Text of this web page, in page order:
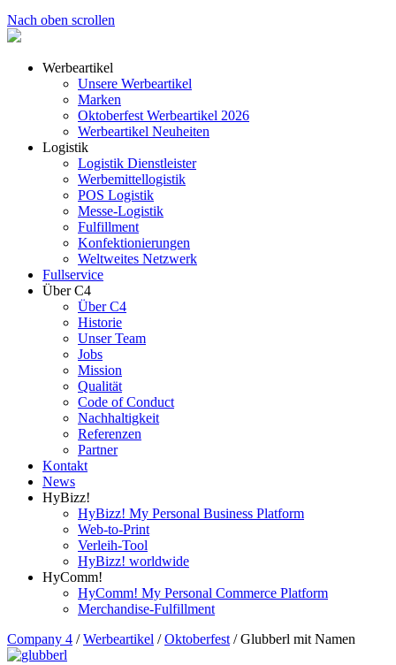
Nach oben scrollen
Werbeartikel
Unsere Werbeartikel
Marken
Oktoberfest Werbeartikel 2026
Werbeartikel Neuheiten
Logistik
Logistik Dienstleister
Werbemittellogistik
POS Logistik
Messe-Logistik
Fulfillment
Konfektionierungen
Weltweites Netzwerk
Fullservice
Über C4
Über C4
Historie
Unser Team
Jobs
Mission
Qualität
Code of Conduct
Nachhaltigkeit
Referenzen
Partner
Kontakt
News
HyBizz!
HyBizz! My Personal Business Platform
Web-to-Print
Verleih-Tool
HyBizz! worldwide
HyComm!
HyComm! My Personal Commerce Platform
Merchandise-Fulfillment
Company 4 / Werbeartikel / Oktoberfest / Glubberl mit Namen